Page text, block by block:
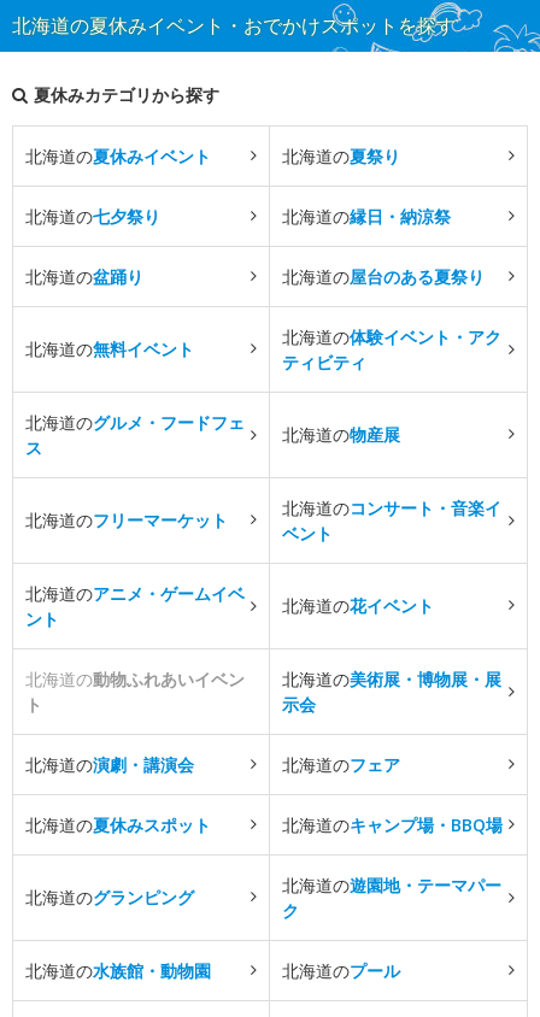
北海道の夏休みイベント・おでかけスポットを探す
夏休みカテゴリから探す
北海道の夏休みイベント 北海道の夏祭り
北海道の七夕祭り 北海道の縁日・納涼祭
北海道の盆踊り 北海道の屋台のある夏祭り
北海道の無料イベント
北海道の体験イベント・アク
ティビティ
北海道のグルメ・フードフェ
ス
北海道の物産展
北海道のフリーマーケット
北海道のコンサート・音楽イ
ベント
北海道のアニメ・ゲームイベ
ント
北海道の花イベント
北海道の動物ふれあいイベン
ト
北海道の美術展・博物展・展
示会
北海道の演劇・講演会 北海道のフェア
北海道の夏休みスポット 北海道のキャンプ場・BBQ場
北海道のグランピング
北海道の遊園地・テーマパー
ク
北海道の水族館・動物園 北海道のプール